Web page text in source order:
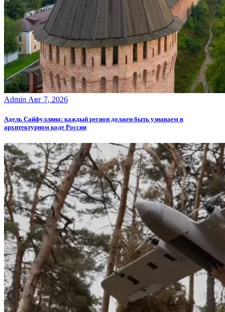
Admin Авг 7, 2026
Адель Сайфуллина: каждый регион должен быть узнаваем в
архитектурном коде России